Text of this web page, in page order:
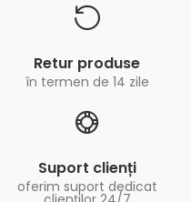
Retur produse
în termen de 14 zile
Suport clienți
oferim suport dedicat